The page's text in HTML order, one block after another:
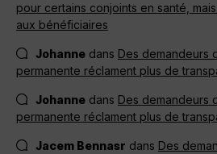
pour certains conjoints en santé,
aux bénéficiaires
Johanne dans Des demandeurs
permanente réclament plus de
Johanne dans Des demandeurs
permanente réclament plus de
Jacem Bennasr dans Des